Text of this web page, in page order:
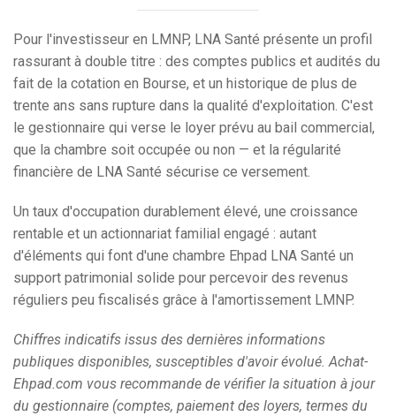
Pour l'investisseur en LMNP, LNA Santé présente un profil
rassurant à double titre : des comptes publics et audités du
fait de la cotation en Bourse, et un historique de plus de
trente ans sans rupture dans la qualité d'exploitation. C'est
le gestionnaire qui verse le loyer prévu au bail commercial,
que la chambre soit occupée ou non — et la régularité
financière de LNA Santé sécurise ce versement.
Un taux d'occupation durablement élevé, une croissance
rentable et un actionnariat familial engagé : autant
d'éléments qui font d'une chambre Ehpad LNA Santé un
support patrimonial solide pour percevoir des revenus
réguliers peu fiscalisés grâce à l'amortissement LMNP.
Chiffres indicatifs issus des dernières informations
publiques disponibles, susceptibles d'avoir évolué. Achat-
Ehpad.com vous recommande de vérifier la situation à jour
du gestionnaire (comptes, paiement des loyers, termes du